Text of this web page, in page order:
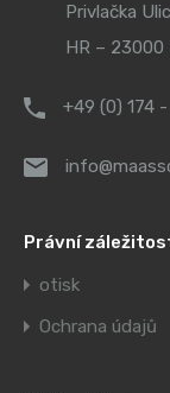
Privlačka
HR – 23000
+49 (0) 174 -
Právní
otisk
Ochrana údajů